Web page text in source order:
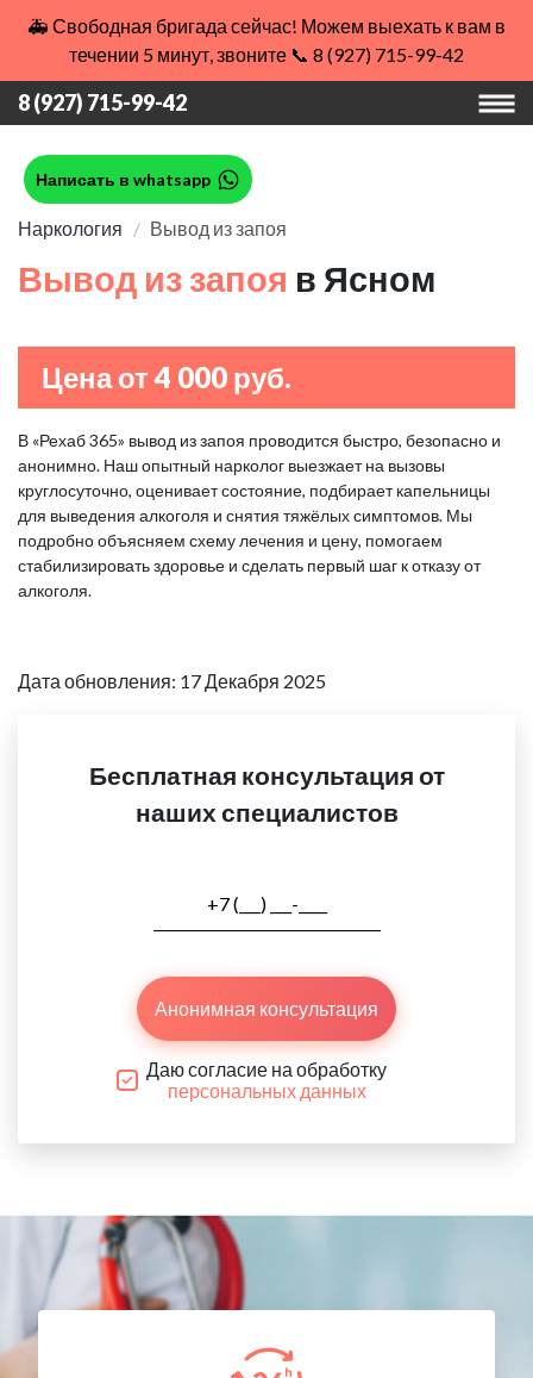
🚑 Свободная бригада сейчас! Можем выехать к вам в
течении 5 минут, звоните 📞 8 (927) 715-99-42
8 (927) 715-99-42
Написать в whatsapp
Наркология Вывод из запоя
Вывод из запоя в Ясном
Цена от 4 000 руб.
В «Рехаб 365» вывод из запоя проводится быстро, безопасно и
анонимно. Наш опытный нарколог выезжает на вызовы
круглосуточно, оценивает состояние, подбирает капельницы
для выведения алкоголя и снятия тяжёлых симптомов. Мы
подробно объясняем схему лечения и цену, помогаем
стабилизировать здоровье и сделать первый шаг к отказу от
алкоголя.
Дата обновления: 17 Декабря 2025
Бесплатная консультация от
наших специалистов
Анонимная консультация
Даю согласие на обработку
персональных данных